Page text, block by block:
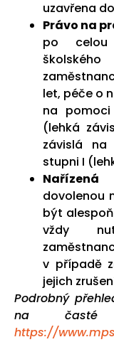
uzavřena
Právo na
po celou
let, péče o
na
(lehká
závislá
stupni I
dovolenou
být
vždy
v případě
jejich
Podrobný
na časté
https://